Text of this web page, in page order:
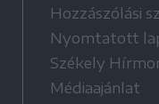
Hozzászólási
Nyomtatott
Székely
Médiaajánlat